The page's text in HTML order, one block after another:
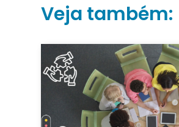
Veja também: